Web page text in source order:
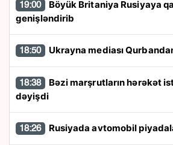
19:00
genişləndirib
18:50 Ukrayna mediası
18:38
dəyişdi
18:26 Rusiyada avtomobil